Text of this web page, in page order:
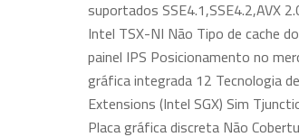
suportados SSE4.1,SSE4.2,AVX
Intel TSX-NI Não Tipo de cache
painel IPS Posicionamento no
gráfica integrada 12 Tecnologia
Extensions (Intel SGX) Sim
Placa gráfica discreta Não